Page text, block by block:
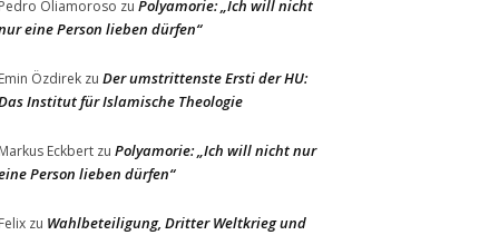
Pedro Oliamoroso zu Polyamorie: „Ich will nicht
eine Person lieben dürfen“
Emin Özdirek zu Der umstrittenste Ersti der HU:
Institut für Islamische Theologie
Markus Eckbert zu Polyamorie: „Ich will nicht nur
Person lieben dürfen“
Felix zu Wahlbeteiligung, Dritter Weltkrieg und